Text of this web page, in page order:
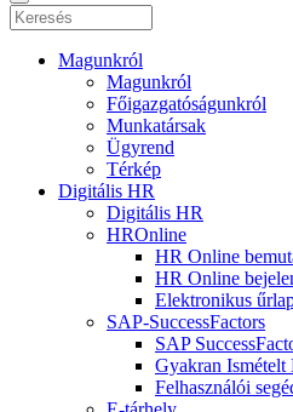
Magunkról
Magunkról
Főigazgatóságunkról
Munkatársak
Ügyrend
Térkép
Digitális HR
Digitális HR
HROnline
HR Online
HR Online
Elektronikus
SAP-SuccessFactors
SAP
Gyakran Ismételt
Felhasználói